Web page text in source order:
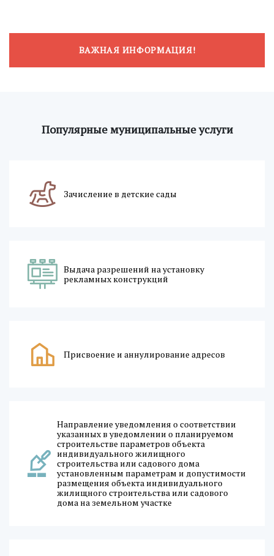
ВАЖНАЯ ИНФОРМАЦИЯ!
Популярные муниципальные услуги
Зачисление в детские сады
Выдача разрешений на установку
рекламных конструкций
Присвоение и аннулирование адресов
Направление уведомления о соответствии
указанных в уведомлении о планируемом
строительстве параметров объекта
индивидуального жилищного
строительства или садового дома
установленным параметрам и допустимости
размещения объекта индивидуального
жилищного строительства или садового
дома на земельном участке